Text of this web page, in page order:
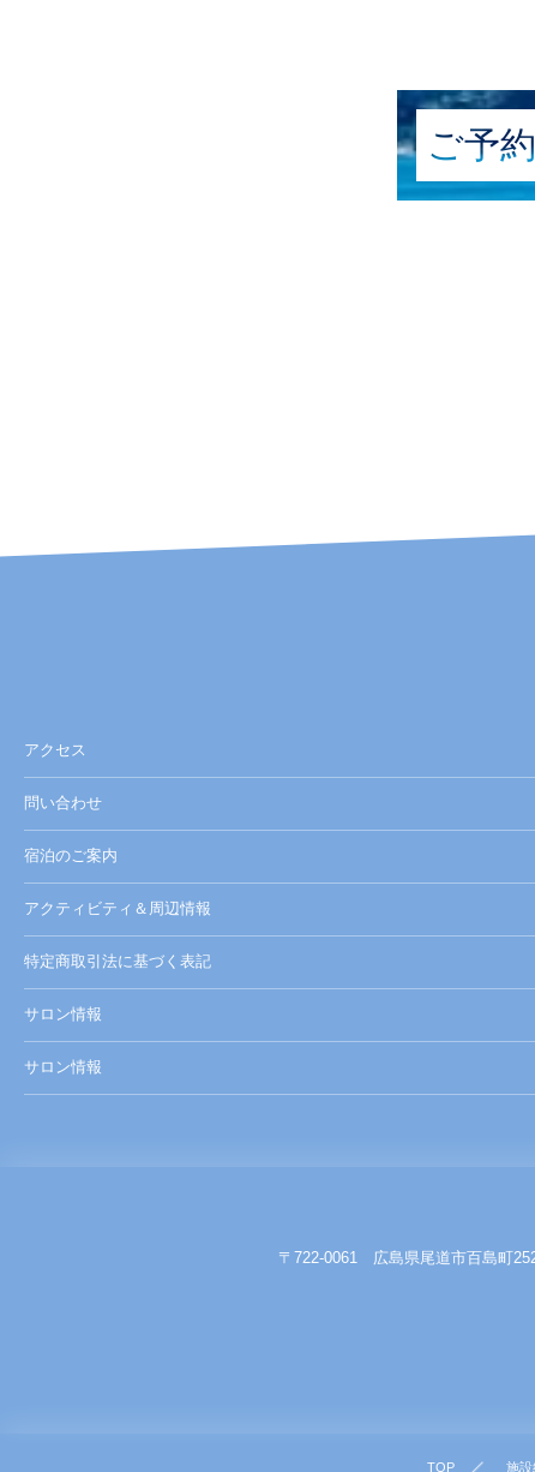
ご予
アクセス
問い合わせ
宿泊のご案内
アクティビティ＆周辺情報
特定商取引法に基づく表記
サロン情報
サロン情報
〒722-0061 広島県尾道市百島町
TOP 施設